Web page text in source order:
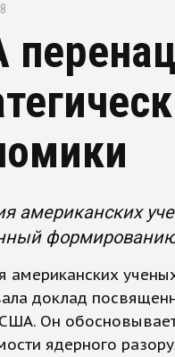
американских
американских
доклад
Он
ядерного